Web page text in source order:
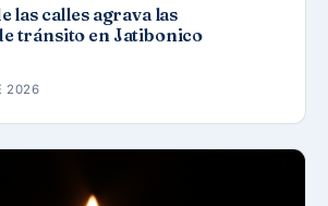
las calles agrava las
tránsito en Jatibonico
2026